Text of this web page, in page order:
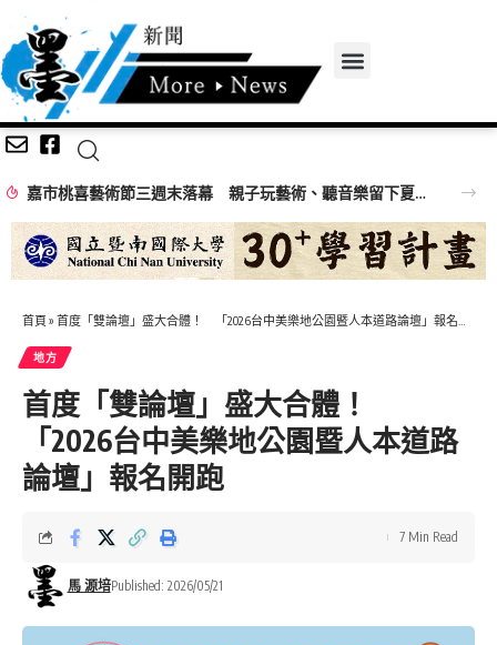
嘉市桃喜藝術節三週末落幕 親子玩藝術、聽音樂留下夏日回憶
首頁 » 首度「雙論壇」盛大合體！ 「2026台中美樂地公園暨人本道路論壇」報名開跑
地方
首度「雙論壇」盛大合體！
「2026台中美樂地公園暨人本道路
論壇」報名開跑
馬 源培Published: 2026/05/21
7 Min Read